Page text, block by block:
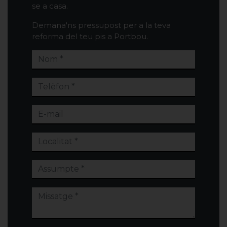
se a casa.
Demana'ns pressupost per a la teva
reforma del teu pis a Portbou.